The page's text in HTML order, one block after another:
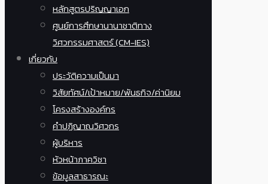
หลักสูตรปริญญาเอก
ศูนย์การศึกษานานาชาติทาง
วิศวกรรมศาสตร์ (CM-IES)
เกี่ยวกับ
ประวัติความเป็นมา
วิสัยทัศน์/เป้าหมาย/พันธกิจ/ค่านิยม
โครงสร้างองค์กร
คำปฏิญาณวิศวกร
ผู้บริหาร
หัวหน้าภาควิชา
ข้อมูลสาธารณะ